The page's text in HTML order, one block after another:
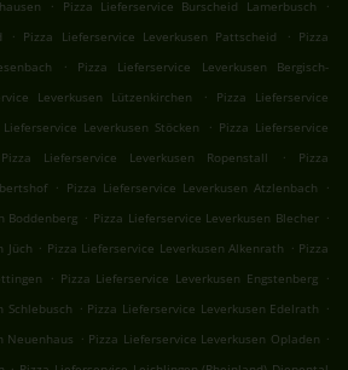
Pizza Lieferservice Burscheid Lamerbusch
. Pizza Lieferservice Leverkusen Pattscheid . Pizza
.
Pizza Lieferservice Leverkusen Bergisch-
Leverkusen Lützenkirchen .
Pizza Lieferservice
Lieferservice Leverkusen Stöcken . Pizza Lieferservice
Pizza Lieferservice Leverkusen Ropenstall .
Pizza
. Pizza Lieferservice Leverkusen Atzlenbach
.
Boddenberg . Pizza Lieferservice Leverkusen Blecher .
Jüch . Pizza Lieferservice Leverkusen Alkenrath . Pizza
. Pizza Lieferservice Leverkusen Engstenberg .
Schlebusch . Pizza Lieferservice Leverkusen Edelrath .
Neuenhaus . Pizza Lieferservice Leverkusen Opladen .
.